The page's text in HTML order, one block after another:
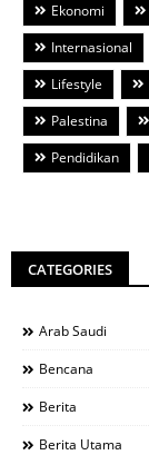
Ekonomi
Internasional
Lifestyle
Palestina
Pendidikan
CATEGORIES
Arab Saudi
Bencana
Berita
Berita Utama